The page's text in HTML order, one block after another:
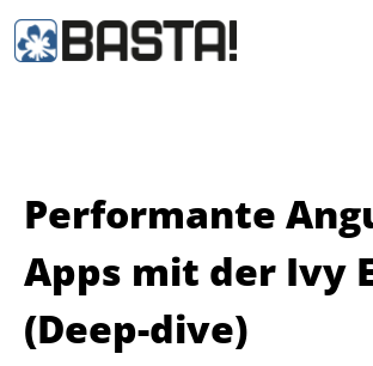
Performante
Apps mit der Ivy
(Deep-dive)
MAINZ
Alle